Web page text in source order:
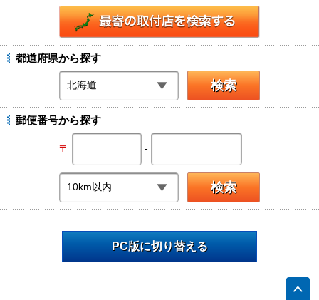
都道府県から探す
郵便番号から探す
〒 -
PC版に切り替える